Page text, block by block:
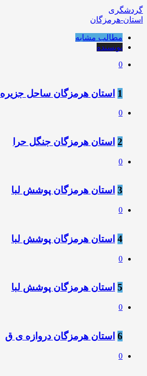
گردشگری
استان-هرمزگان
مطالب مشابه
نویسنده
0
1 استان هرمزگان ساحل جزیره
0
2 استان هرمزگان جنگل حرا
0
3 استان هرمزگان پوشش لبا
0
4 استان هرمزگان پوشش لبا
0
5 استان هرمزگان پوشش لبا
0
6 استان هرمزگان دروازه ی ق
0